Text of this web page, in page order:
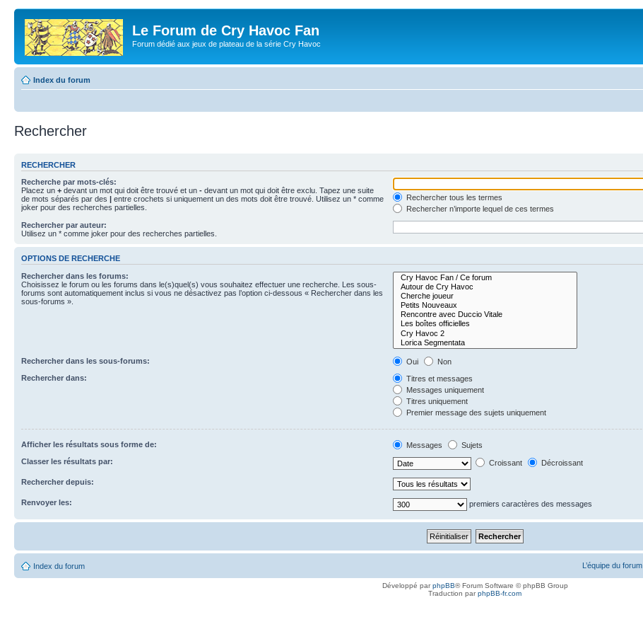
Le Forum de Cry Havoc Fan
Forum dédié aux jeux de plateau de la série Cry Havoc
Index du forum
Rechercher
RECHERCHER
Recherche par mots-clés:
Placez un + devant un mot qui doit être trouvé et un - devant un mot qui doit être exclu. Tapez une suite
de mots séparés par des | entre crochets si uniquement un des mots doit être trouvé. Utilisez un * comme
joker pour des recherches partielles.
Rechercher tous les termes
Rechercher n’importe lequel de ces termes
Rechercher par auteur:
Utilisez un * comme joker pour des recherches partielles.
OPTIONS DE RECHERCHE
Rechercher dans les forums:
Choisissez le forum ou les forums dans le(s)quel(s) vous souhaitez effectuer une recherche. Les sous-
forums sont automatiquement inclus si vous ne désactivez pas l’option ci-dessous « Rechercher dans les
sous-forums ».
Rechercher dans les sous-forums: Oui
Non
Rechercher dans:
Titres et messages
Messages uniquement
Titres uniquement
Premier message des sujets uniquement
Afficher les résultats sous forme de: Messages
Sujets
Classer les résultats par:
Croissant Décroissant
Rechercher depuis:
Renvoyer les: premiers caractères des messages
Index du forum L’équipe du forum
Développé parphpBB® Forum Software © phpBB Group
Traduction parphpBB-fr.com